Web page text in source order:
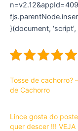
}(document,
Tosse de cachorro?
de Cachorro
Lince gosta do
quer descer !!! VEJA